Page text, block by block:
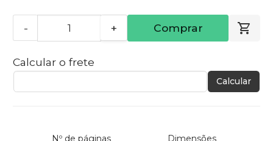
- + Comprar
Calcular o frete
Calcular
Nº de páginas Dimensões